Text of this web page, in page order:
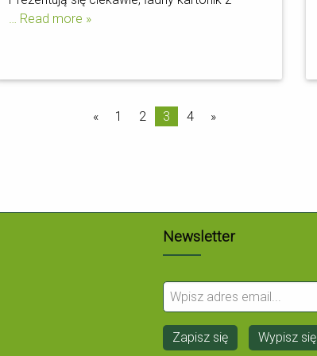
… Read more »
« 1 2 3 4 »
Newsletter